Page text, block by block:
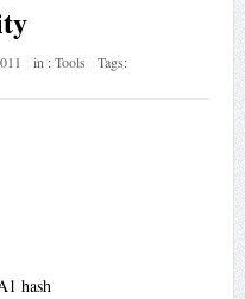
in :Tools
Tags:
hash